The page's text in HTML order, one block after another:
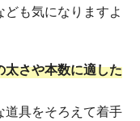
も気になりますよ
太さや本数に適した
具をそろえて着手